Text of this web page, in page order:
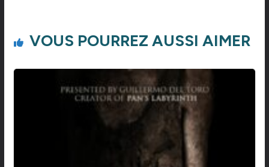
VOUS POURREZ AUSSI AIMER